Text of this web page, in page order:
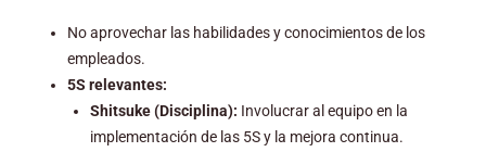
No aprovechar las habilidades y conocimientos de los
empleados.
5S relevantes:
Shitsuke (Disciplina): Involucrar al equipo en la
implementación de las 5S y la mejora continua.